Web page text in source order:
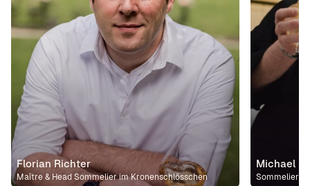
Florian Richter
Maître & Head Sommelier im Kronenschlösschen
Michael
Sommelier